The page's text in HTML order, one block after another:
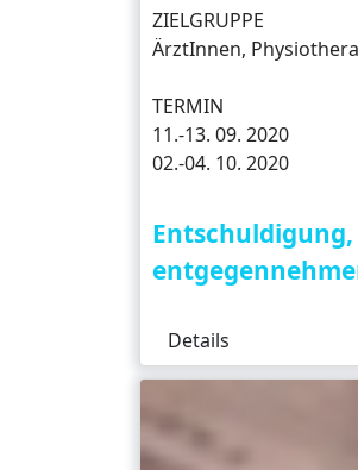
ZIELGRUPPE
ÄrztInnen,
TERMIN
11.-13. 09. 2020
02.-04. 10. 2020
Details